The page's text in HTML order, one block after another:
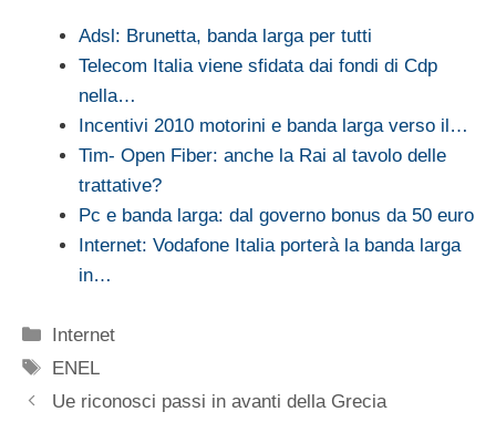
Adsl: Brunetta, banda larga per tutti
Telecom Italia viene sfidata dai fondi di Cdp
nella…
Incentivi 2010 motorini e banda larga verso il…
Tim- Open Fiber: anche la Rai al tavolo delle
trattative?
Pc e banda larga: dal governo bonus da 50 euro
Internet: Vodafone Italia porterà la banda larga
in…
Categorie
Internet
Tag
ENEL
Ue riconosci passi in avanti della Grecia